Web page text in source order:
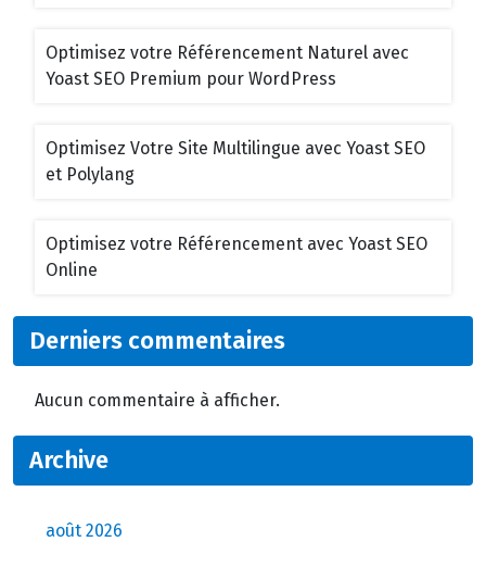
Optimisez votre Référencement Naturel avec
Yoast SEO Premium pour WordPress
Optimisez Votre Site Multilingue avec Yoast SEO
et Polylang
Optimisez votre Référencement avec Yoast SEO
Online
Derniers commentaires
Aucun commentaire à afficher.
Archive
août 2026